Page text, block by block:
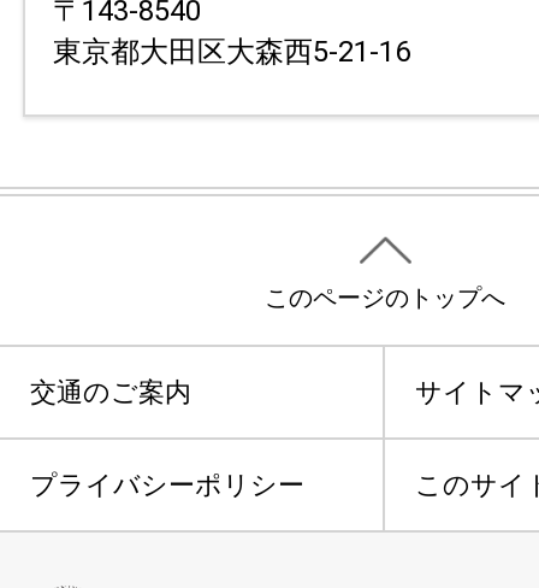
〒143-8540
東京都大田区大森西5-21-16
このページのトップへ
交通のご案内 サイトマ
プライバシーポリシー このサイ